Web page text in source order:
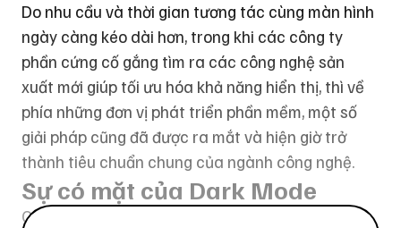
Do nhu cầu và thời gian tương tác cùng màn hình
ngày càng kéo dài hơn, trong khi các công ty
phần cứng cố gắng tìm ra các công nghệ sản
xuất mới giúp tối ưu hóa khả năng hiển thị, thì về
phía những đơn vị phát triển phần mềm, một số
giải pháp cũng đã được ra mắt và hiện giờ trở
thành tiêu chuẩn chung của ngành công nghệ.
Sự có mặt của Dark Mode
Chế độ tối (Dark Mode) hay Chế độ ban đêm